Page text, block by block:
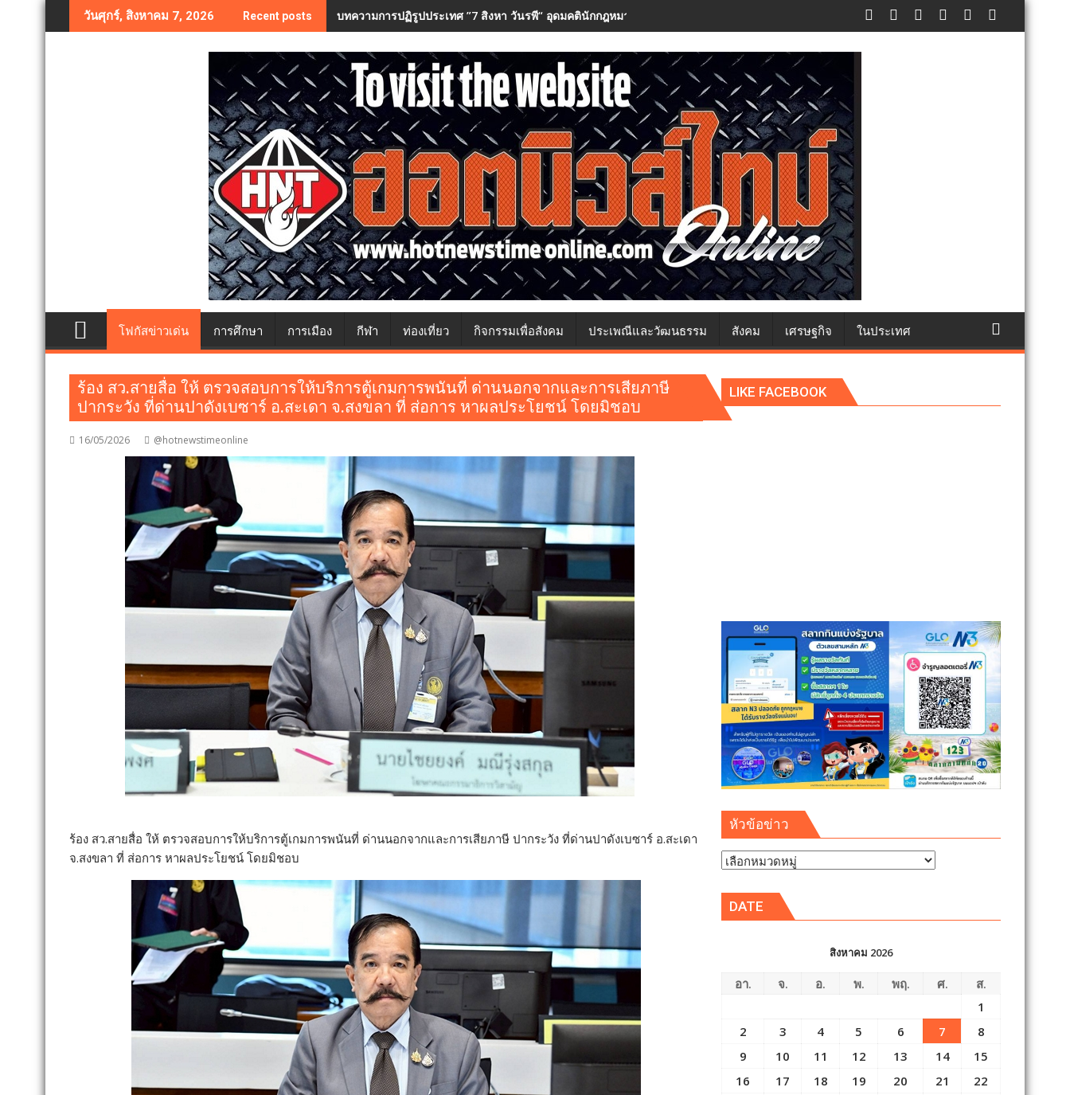
to
วันศุกร์, สิงหาคม 7, 2026 Recent posts บทความการปฏิรูปประเทศ ”7 สิงหา วันรพี“ อุดมคตินักกฎหมายภายใต้วิกฤติศรัทธา
โฟกัสข่าวเด่น การศึกษา การเมือง กีฬา ท่องเที่ยว กิจกรรมเพื่อสังคม ประเพณีและวัฒนธรรม สังคม เศรษฐกิจ ในประเทศ
ร้อง สว.สายสื่อ ให้ ตรวจสอบการให้บริการตู้เกมการพนันที่ ด่านนอกจากและการเสียภาษี
ปากระวัง ที่ด่านปาดังเบซาร์ อ.สะเดา จ.สงขลา ที่ ส่อการ หาผลประโยชน์ โดยมิชอบ
16/05/2026 @hotnewstimeonline
ร้อง สว.สายสื่อ ให้ ตรวจสอบการให้บริการตู้เกมการพนันที่ ด่านนอกจากและการเสียภาษี ปากระวัง ที่ด่านปาดังเบซาร์ อ.สะเดา
จ.สงขลา ที่ ส่อการ หาผลประโยชน์ โดยมิชอบ
LIKE FACEBOOK
หัวข้อข่าว
หัวข้อ
DATE
สิงหาคม 2026
อา. จ. อ. พ. พฤ. ศ.
ส.
1
2
3 4 5 6 7
8
9
10 11 12 13 14
15
16
17 18 19 20 21
22